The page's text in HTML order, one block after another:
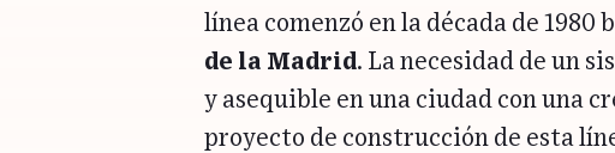
línea comenzó en la década de 1980
de la Madrid. La necesidad de un
y asequible en una ciudad con una
proyecto de construcción de esta